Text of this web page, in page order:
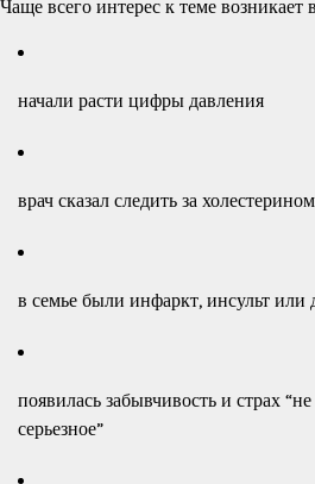
Чаще всего интерес к теме возникает
начали расти цифры давления
врач сказал следить за
в семье были инфаркт, инсульт или
появилась забывчивость и страх
серьезное”